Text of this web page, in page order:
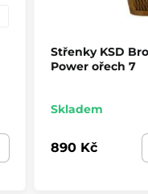
Střenky KSD
Power ořech 7
Skladem
890 Kč